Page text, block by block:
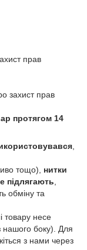
прав
захист прав
протягом 14
тощо), нитки
підлягають
обміну та
товару несе
нашого боку). Для
з нами через